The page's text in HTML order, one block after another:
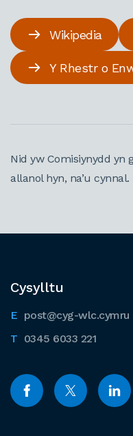
Wikipedia
Y Rhestr o
Nid yw Comisiynydd yn
allanol hyn, na’u cynnal.
Cysylltu
post@cyg-wlc.cymru
0345 6033 221